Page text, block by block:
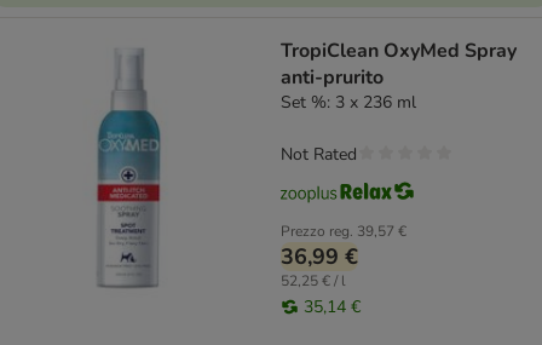
TropiClean OxyMed Spray
anti-prurito
Set %: 3 x 236 ml
Prezzo reg. 39,57 €
36,99 €
52,25 € / l
35,14 €
Not Rated